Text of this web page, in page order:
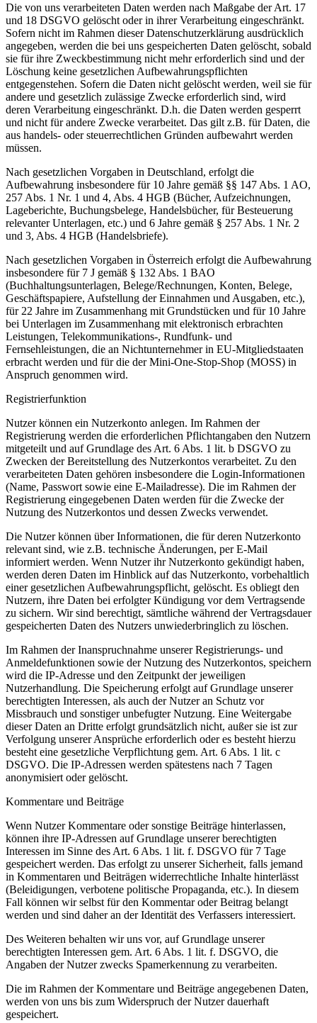
Die von uns verarbeiteten Daten werden nach Maßgabe der Art. 17
und 18 DSGVO gelöscht oder in ihrer Verarbeitung eingeschränkt.
Sofern nicht im Rahmen dieser Datenschutzerklärung ausdrücklich
angegeben, werden die bei uns gespeicherten Daten gelöscht, sobald
sie für ihre Zweckbestimmung nicht mehr erforderlich sind und der
Löschung keine gesetzlichen Aufbewahrungspflichten
entgegenstehen. Sofern die Daten nicht gelöscht werden, weil sie für
andere und gesetzlich zulässige Zwecke erforderlich sind, wird
deren Verarbeitung eingeschränkt. D.h. die Daten werden gesperrt
und nicht für andere Zwecke verarbeitet. Das gilt z.B. für Daten, die
aus handels- oder steuerrechtlichen Gründen aufbewahrt werden
müssen.
Nach gesetzlichen Vorgaben in Deutschland, erfolgt die
Aufbewahrung insbesondere für 10 Jahre gemäß §§ 147 Abs. 1 AO,
257 Abs. 1 Nr. 1 und 4, Abs. 4 HGB (Bücher, Aufzeichnungen,
Lageberichte, Buchungsbelege, Handelsbücher, für Besteuerung
relevanter Unterlagen, etc.) und 6 Jahre gemäß § 257 Abs. 1 Nr. 2
und 3, Abs. 4 HGB (Handelsbriefe).
Nach gesetzlichen Vorgaben in Österreich erfolgt die Aufbewahrung
insbesondere für 7 J gemäß § 132 Abs. 1 BAO
(Buchhaltungsunterlagen, Belege/Rechnungen, Konten, Belege,
Geschäftspapiere, Aufstellung der Einnahmen und Ausgaben, etc.),
für 22 Jahre im Zusammenhang mit Grundstücken und für 10 Jahre
bei Unterlagen im Zusammenhang mit elektronisch erbrachten
Leistungen, Telekommunikations-, Rundfunk- und
Fernsehleistungen, die an Nichtunternehmer in EU-Mitgliedstaaten
erbracht werden und für die der Mini-One-Stop-Shop (MOSS) in
Anspruch genommen wird.
Registrierfunktion
Nutzer können ein Nutzerkonto anlegen. Im Rahmen der
Registrierung werden die erforderlichen Pflichtangaben den Nutzern
mitgeteilt und auf Grundlage des Art. 6 Abs. 1 lit. b DSGVO zu
Zwecken der Bereitstellung des Nutzerkontos verarbeitet. Zu den
verarbeiteten Daten gehören insbesondere die Login-Informationen
(Name, Passwort sowie eine E-Mailadresse). Die im Rahmen der
Registrierung eingegebenen Daten werden für die Zwecke der
Nutzung des Nutzerkontos und dessen Zwecks verwendet.
Die Nutzer können über Informationen, die für deren Nutzerkonto
relevant sind, wie z.B. technische Änderungen, per E-Mail
informiert werden. Wenn Nutzer ihr Nutzerkonto gekündigt haben,
werden deren Daten im Hinblick auf das Nutzerkonto, vorbehaltlich
einer gesetzlichen Aufbewahrungspflicht, gelöscht. Es obliegt den
Nutzern, ihre Daten bei erfolgter Kündigung vor dem Vertragsende
zu sichern. Wir sind berechtigt, sämtliche während der Vertragsdauer
gespeicherten Daten des Nutzers unwiederbringlich zu löschen.
Im Rahmen der Inanspruchnahme unserer Registrierungs- und
Anmeldefunktionen sowie der Nutzung des Nutzerkontos, speichern
wird die IP-Adresse und den Zeitpunkt der jeweiligen
Nutzerhandlung. Die Speicherung erfolgt auf Grundlage unserer
berechtigten Interessen, als auch der Nutzer an Schutz vor
Missbrauch und sonstiger unbefugter Nutzung. Eine Weitergabe
dieser Daten an Dritte erfolgt grundsätzlich nicht, außer sie ist zur
Verfolgung unserer Ansprüche erforderlich oder es besteht hierzu
besteht eine gesetzliche Verpflichtung gem. Art. 6 Abs. 1 lit. c
DSGVO. Die IP-Adressen werden spätestens nach 7 Tagen
anonymisiert oder gelöscht.
Kommentare und Beiträge
Wenn Nutzer Kommentare oder sonstige Beiträge hinterlassen,
können ihre IP-Adressen auf Grundlage unserer berechtigten
Interessen im Sinne des Art. 6 Abs. 1 lit. f. DSGVO für 7 Tage
gespeichert werden. Das erfolgt zu unserer Sicherheit, falls jemand
in Kommentaren und Beiträgen widerrechtliche Inhalte hinterlässt
(Beleidigungen, verbotene politische Propaganda, etc.). In diesem
Fall können wir selbst für den Kommentar oder Beitrag belangt
werden und sind daher an der Identität des Verfassers interessiert.
Des Weiteren behalten wir uns vor, auf Grundlage unserer
berechtigten Interessen gem. Art. 6 Abs. 1 lit. f. DSGVO, die
Angaben der Nutzer zwecks Spamerkennung zu verarbeiten.
Die im Rahmen der Kommentare und Beiträge angegebenen Daten,
werden von uns bis zum Widerspruch der Nutzer dauerhaft
gespeichert.